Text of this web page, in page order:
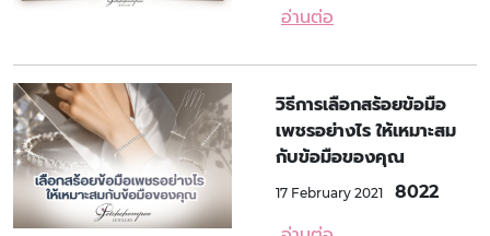
อ่านต่อ
วิธีการเลือกสร้อยข้อมือ
เพชรอย่างไร ให้เหมาะสม
กับข้อมือของคุณ
17 February 2021 8022